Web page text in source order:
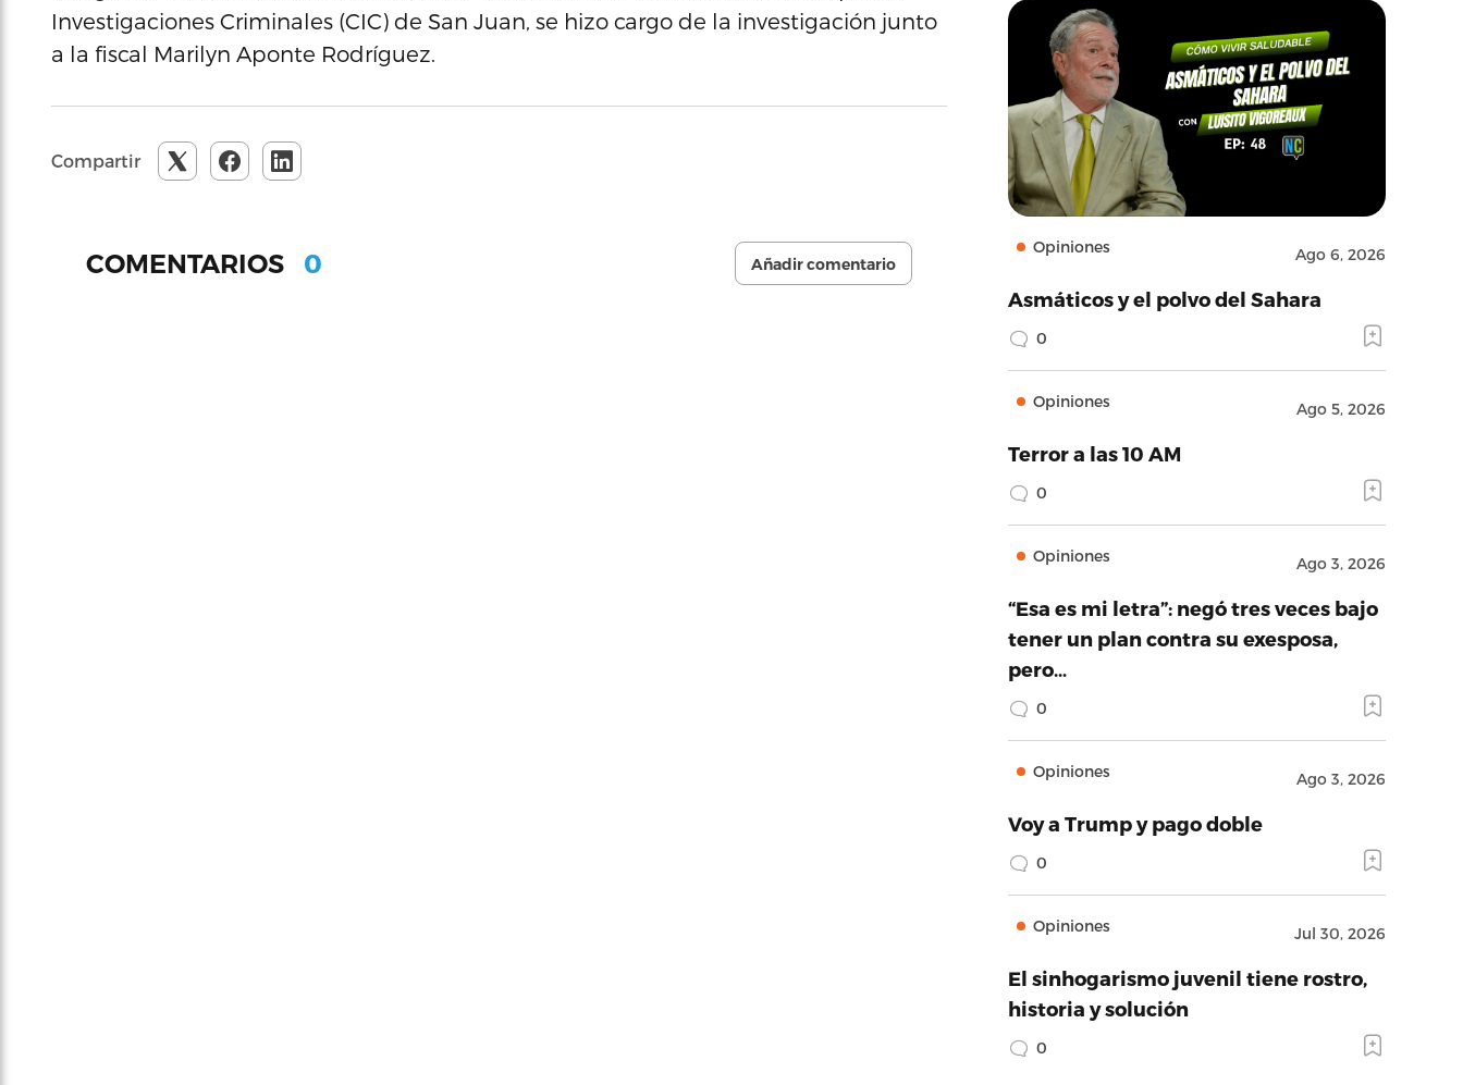
Investigaciones Criminales (CIC) de San Juan, se hizo cargo de la investigación junto
a la fiscal Marilyn Aponte Rodríguez.
Compartir
COMENTARIOS 0 Añadir comentario
Opiniones Ago 6, 2026
Asmáticos y el polvo del Sahara
0
Opiniones Ago 5, 2026
Terror a las 10 AM
0
Opiniones Ago 3, 2026
“Esa es mi letra”: negó tres veces bajo
tener un plan contra su exesposa,
pero…
0
Opiniones Ago 3, 2026
Voy a Trump y pago doble
0
Opiniones Jul 30, 2026
El sinhogarismo juvenil tiene rostro,
historia y solución
0